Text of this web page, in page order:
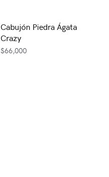
Cabujón Piedra Ágata
Crazy
$66,000